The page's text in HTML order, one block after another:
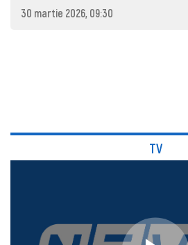
30 martie 2026, 09:30
TV